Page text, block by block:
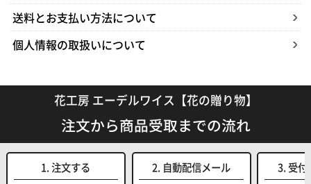
送料とお支払い方法について
個人情報の取扱いについて
花工房 エーデルワイス【花の贈り物】
注文から商品受取までの流れ
1. 注文する 2. 自動配信メール 3. 受付